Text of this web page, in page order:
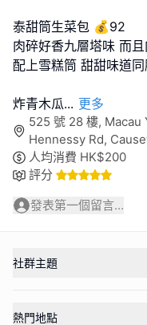
泰甜筒生菜包 💰92
肉碎好香九層塔味 而
配上雪糕筒 甜甜味道
炸青木瓜... 更多
525 號 28 樓,
Hennessy Rd,
人均消費 HK$200
評分
發表第一個留言...
社群主題
熱門地點